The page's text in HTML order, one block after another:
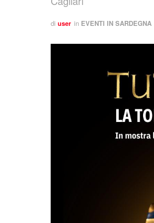
di user in EVENTI IN SARDEGNA